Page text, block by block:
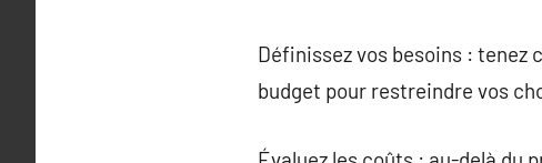
Définissez vos besoins : tenez
budget pour restreindre vos